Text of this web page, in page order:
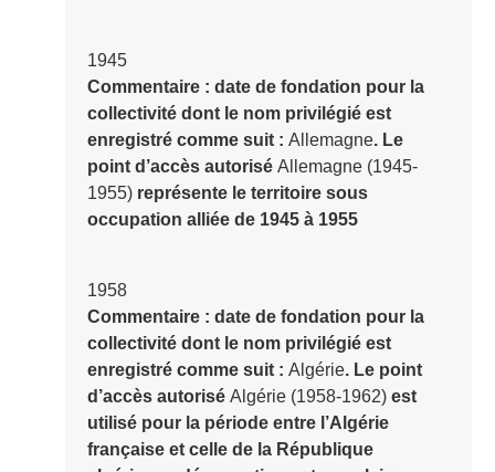
1945
Commentaire : date de fondation pour la
collectivité dont le nom privilégié est
enregistré comme suit : Allemagne. Le
point d’accès autorisé Allemagne (1945-
1955)représente le territoire sous
occupation alliée de 1945 à 1955
1958
Commentaire : date de fondation pour la
collectivité dont le nom privilégié est
enregistré comme suit : Algérie. Le point
d’accès autorisé Algérie (1958-1962)est
utilisé pour la période entre l’Algérie
française et celle de la République